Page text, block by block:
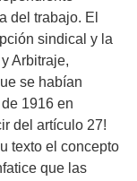
del trabajo. El
sindical y la
Arbitraje,
se habían
1916 en
del artículo 27!
texto el concepto
que las